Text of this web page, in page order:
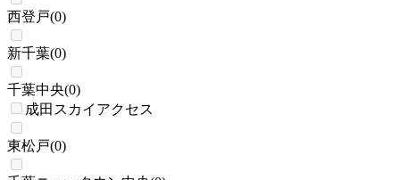
西登戸(0)
新千葉(0)
千葉中央(0)
成田スカイアクセス
東松戸(0)